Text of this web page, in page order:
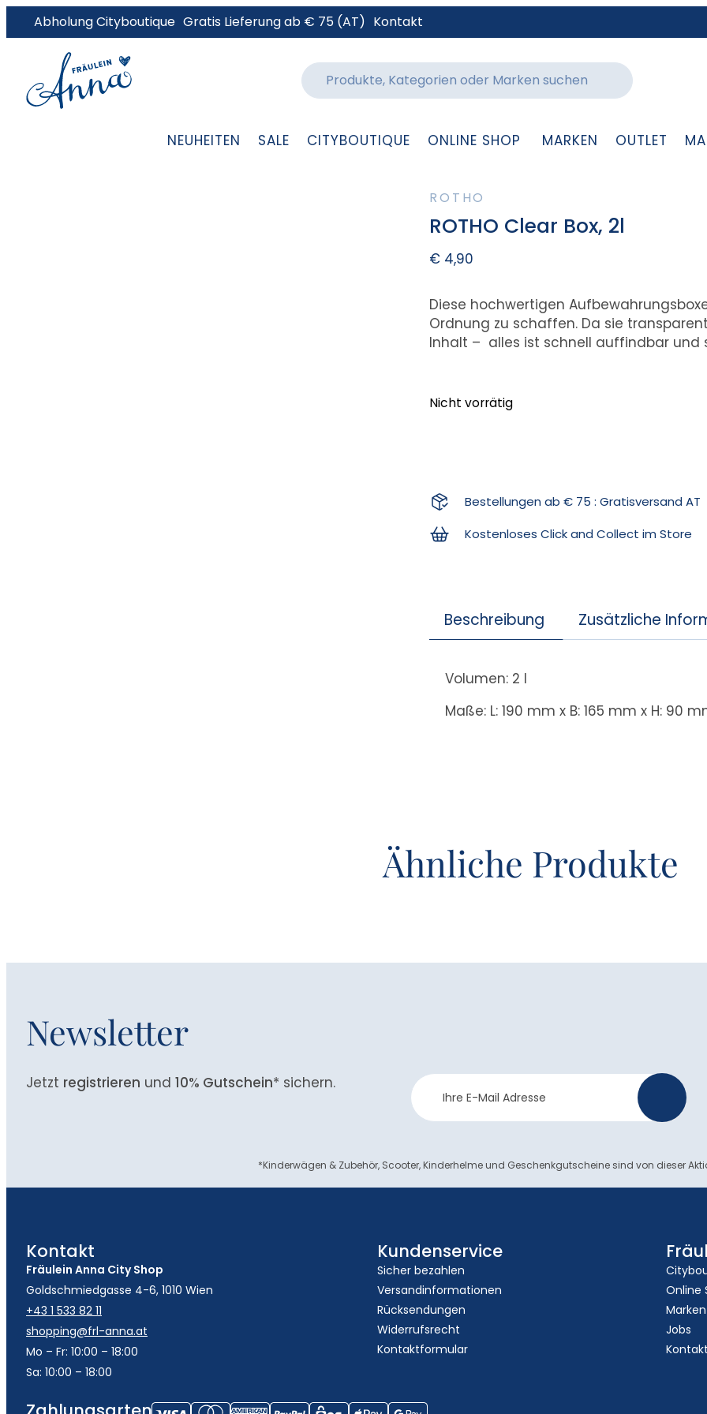
Abholung Cityboutique Gratis Lieferung ab € 75 (AT) Kontakt
NEUHEITEN SALE CITYBOUTIQUE ONLINE SHOP MARKEN OUTLET
ROTHO
ROTHO Clear Box, 2l
€ 4,90
Diese hochwertigen
Ordnung zu schaffen. Da sie
Inhalt – alles ist schnell auffindbar und
Nicht vorrätig
Bestellungen ab € 75 : Gratisversand AT
Kostenloses Click and Collect im Store
Beschreibung Zusätzliche
Volumen: 2 l
Maße: L: 190 mm x B: 165 mm x H: 90
Ähnliche Produkte
Newsletter
Jetzt registrieren und 10% Gutschein* sichern.
Newsletter
Anmeldung
*Kinderwägen & Zubehör, Scooter, Kinderhelme und Geschenkgutscheine sind von dieser
Kontakt
Fräulein Anna City Shop
Goldschmiedgasse 4-6, 1010 Wien
+43 1 533 82 11
shopping@frl-anna.at
Mo – Fr: 10:00 – 18:00
Sa: 10:00 – 18:00
Kundenservice
Sicher bezahlen
Versandinformationen
Rücksendungen
Widerrufsrecht
Kontaktformular
Online
Marken
Jobs